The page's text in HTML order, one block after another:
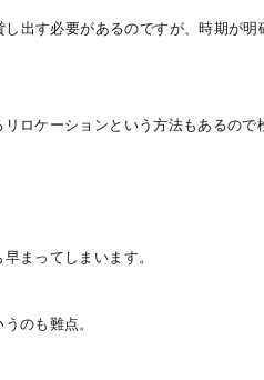
出す必要があるのですが、時期が
ロケーションという方法もあるので
まってしまいます。
のも難点。